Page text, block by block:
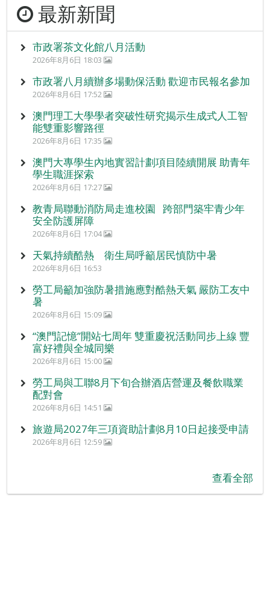
最新新聞
市政署茶文化館八月活動
2026年8月6日 18:03
市政署八月續辦多場動保活動 歡迎市民報名參加
2026年8月6日 17:52
澳門理工大學學者突破性研究揭示生成式人工智
能雙重影響路徑
2026年8月6日 17:35
澳門大專學生內地實習計劃項目陸續開展 助青年
學生職涯探索
2026年8月6日 17:27
教青局聯動消防局走進校園 跨部門築牢青少年
安全防護屏障
2026年8月6日 17:04
天氣持續酷熱 衛生局呼籲居民慎防中暑
2026年8月6日 16:53
勞工局籲加強防暑措施應對酷熱天氣 嚴防工友中
暑
2026年8月6日 15:09
“澳門記憶”開站七周年 雙重慶祝活動同步上線 豐
富好禮與全城同樂
2026年8月6日 15:00
勞工局與工聯8月下旬合辦酒店營運及餐飲職業
配對會
2026年8月6日 14:51
旅遊局2027年三項資助計劃8月10日起接受申請
2026年8月6日 12:59
查看全部